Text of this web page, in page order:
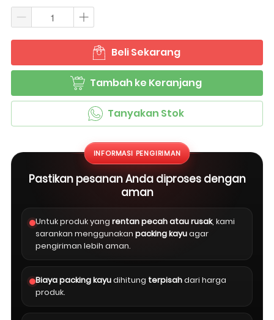
` Beli Sekarang
` Tambah ke Keranjang
` Tanyakan Stok
INFORMASI PENGIRIMAN
Pastikan pesanan Anda diproses dengan
aman
Untuk produk yang rentan pecah atau rusak, kami
sarankan menggunakan packing kayuagar
pengiriman lebih aman.
Biaya packing kayudihitung terpisahdari harga
produk.